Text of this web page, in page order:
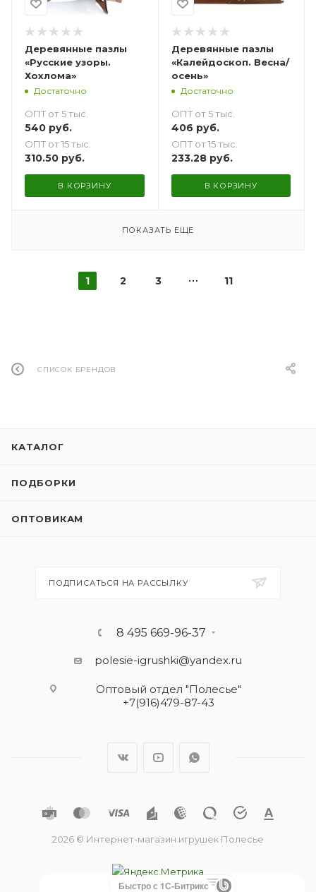
Деревянные пазлы
«Русские узоры.
Хохлома»
Достаточно
ОПТ от 5 тыс.
540 руб.
ОПТ от 15 тыс.
310.50 руб.
В КОРЗИНУ
Деревянные пазлы
«Калейдоскоп. Весна/
осень»
Достаточно
ОПТ от 5 тыс.
406 руб.
ОПТ от 15 тыс.
233.28руб.
В КОРЗИНУ
ПОКАЗАТЬ ЕЩЕ
1 2 3 11
СПИСОК БРЕНДОВ
КАТАЛОГ
ПОДБОРКИ
ОПТОВИКАМ
ПОДПИСАТЬСЯ НА РАССЫЛКУ
8 495 669-96-37
polesie-igrushki@yandex.ru
Оптовый отдел "Полесье"
+7(916)479-87-43
2026 © Интернет-магазин игрушек Полесье
Быстро с 1С-Битрикс